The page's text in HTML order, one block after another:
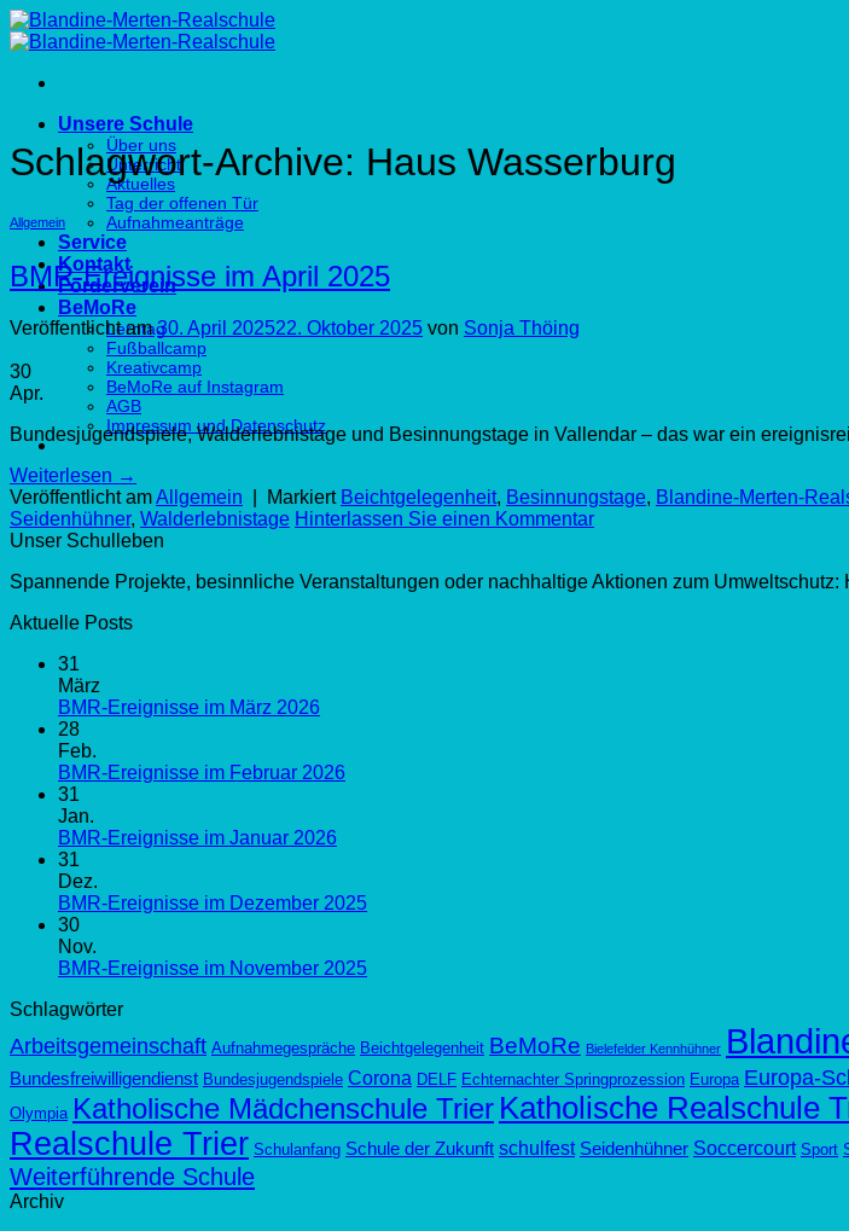
Zum
Inhalt
Unsere Schule
Über uns
Unterricht
Aktuelles
Tag der offenen Tür
Aufnahmeanträge
Service
Kontakt
Förderverein
BeMoRe
Lerntag
Fußballcamp
Kreativcamp
BeMoRe auf Instagram
AGB
Impressum und Datenschutz
Schlagwort-Archive: Haus Wasserburg
Allgemein
BMR-Ereignisse im April 2025
Veröffentlicht am30. April 202522. Oktober 2025 von Sonja Thöing
30
Apr.
Bundesjugendspiele, Walderlebnistage und Besinnungstage in Vallendar – das war ein
Weiterlesen →
Veröffentlicht amAllgemein Markiert Beichtgelegenheit, Besinnungstage, Blandine-Merten-
Seidenhühner, Walderlebnistage Hinterlassen Sie einen Kommentar
Unser Schulleben
Spannende Projekte, besinnliche Veranstaltungen oder nachhaltige Aktionen zum
Aktuelle Posts
31
März
BMR-Ereignisse im März 2026
28
Feb.
BMR-Ereignisse im Februar 2026
31
Jan.
BMR-Ereignisse im Januar 2026
31
Dez.
BMR-Ereignisse im Dezember 2025
30
Nov.
BMR-Ereignisse im November 2025
Schlagwörter
Arbeitsgemeinschaft Aufnahmegespräche Beichtgelegenheit BeMoRe Bielefelder Kennhühner
Bundesfreiwilligendienst Bundesjugendspiele Corona DELF Echternachter Springprozession Europa Europa-
Olympia Katholische Mädchenschule Trier Katholische Realschule
Realschule Trier Schulanfang Schule der Zukunft schulfest Seidenhühner Soccercourt Sport
Weiterführende Schule
Archiv